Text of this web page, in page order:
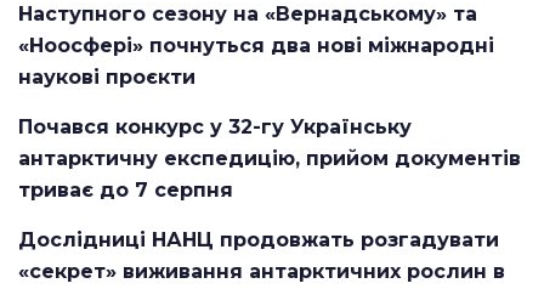
Наступного сезону на «Вернадському» та
«Ноосфері» почнуться два нові міжнародні
наукові проєкти
Почався конкурс у 32-гу Українську
антарктичну експедицію, прийом документів
триває до 7 серпня
Дослідниці НАНЦ продовжать розгадувати
«секрет» виживання антарктичних рослин в